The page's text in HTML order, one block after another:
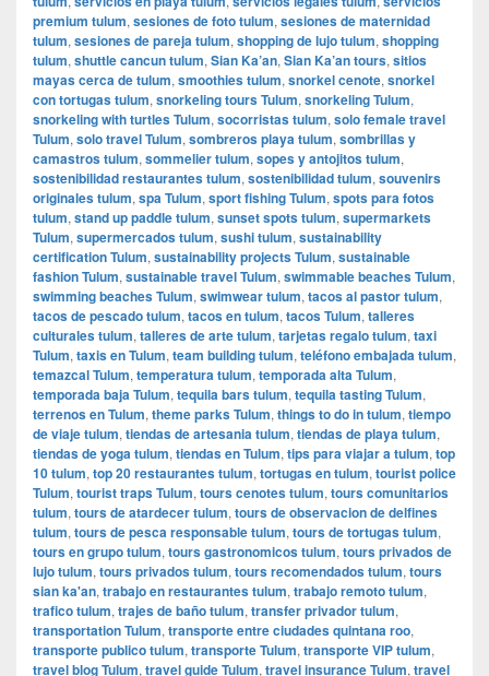
premium tulum, sesiones de foto tulum, sesiones de maternidad
tulum, sesiones de pareja tulum, shopping de lujo tulum, shopping
tulum, shuttle cancun tulum, Sian Ka’an, Sian Ka’an tours, sitios
mayas cerca de tulum, smoothies tulum, snorkel cenote, snorkel
con tortugas tulum, snorkeling tours Tulum, snorkeling Tulum,
snorkeling with turtles Tulum, socorristas tulum, solo female travel
Tulum, solo travel Tulum, sombreros playa tulum, sombrillas y
camastros tulum, sommelier tulum, sopes y antojitos tulum,
sostenibilidad restaurantes tulum, sostenibilidad tulum, souvenirs
originales tulum, spa Tulum, sport fishing Tulum, spots para fotos
tulum, stand up paddle tulum, sunset spots tulum, supermarkets
Tulum, supermercados tulum, sushi tulum, sustainability
certification Tulum, sustainability projects Tulum, sustainable
fashion Tulum, sustainable travel Tulum, swimmable beaches Tulum,
swimming beaches Tulum, swimwear tulum, tacos al pastor tulum,
tacos de pescado tulum, tacos en tulum, tacos Tulum, talleres
culturales tulum, talleres de arte tulum, tarjetas regalo tulum, taxi
Tulum, taxis en Tulum, team building tulum, teléfono embajada tulum,
temazcal Tulum, temperatura tulum, temporada alta Tulum,
temporada baja Tulum, tequila bars tulum, tequila tasting Tulum,
terrenos en Tulum, theme parks Tulum, things to do in tulum, tiempo
de viaje tulum, tiendas de artesania tulum, tiendas de playa tulum,
tiendas de yoga tulum, tiendas en Tulum, tips para viajar a tulum, top
10 tulum, top 20 restaurantes tulum, tortugas en tulum, tourist police
Tulum, tourist traps Tulum, tours cenotes tulum, tours comunitarios
tulum, tours de atardecer tulum, tours de observacion de delfines
tulum, tours de pesca responsable tulum, tours de tortugas tulum,
tours en grupo tulum, tours gastronomicos tulum, tours privados de
lujo tulum, tours privados tulum, tours recomendados tulum, tours
sian ka'an, trabajo en restaurantes tulum, trabajo remoto tulum,
trafico tulum, trajes de baño tulum, transfer privador tulum,
transportation Tulum, transporte entre ciudades quintana roo,
transporte publico tulum, transporte Tulum, transporte VIP tulum,
travel blog Tulum, travel guide Tulum, travel insurance Tulum, travel